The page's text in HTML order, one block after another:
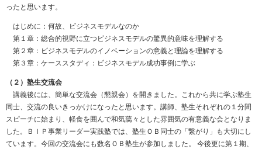
ったと思います。
はじめに：何故、ビジネスモデルなのか
第１章：総合的視野に立つビジネスモデルの驚異的意味を理解する
第２章：ビジネスモデルのイノベーションの意義と理論を理解する
第３章：ケーススタディ：ビジネスモデル成功事例に学ぶ
（２）塾生交流会
講義後には、簡単な交流会（懇親会）を開きました。これから共に学ぶ塾生
同士、交流の良いきっかけになったと思います。講師、塾生それぞれの１分間
スピーチに始まり、軽食を囲んで和気藹々とした雰囲気の有意義な会となりま
した。ＢＩＰ事業リーダー実践塾では、塾生ＯＢ同士の「繋がり」も大切にし
ています。今回の交流会にも数名ＯＢ塾生が参加しました。 今後更に第１期、